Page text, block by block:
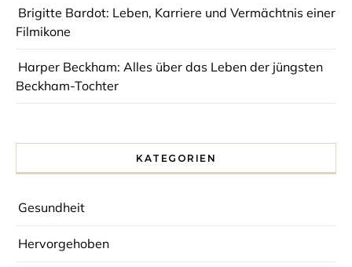
Brigitte Bardot: Leben, Karriere und Vermächtnis einer
Filmikone
Harper Beckham: Alles über das Leben der jüngsten
Beckham-Tochter
KATEGORIEN
Gesundheit
Hervorgehoben